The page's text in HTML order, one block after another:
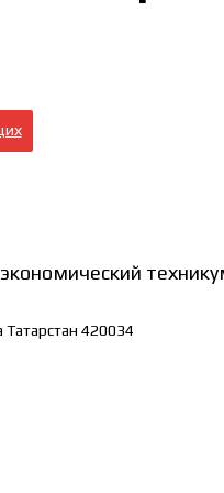
Татарстан 420034